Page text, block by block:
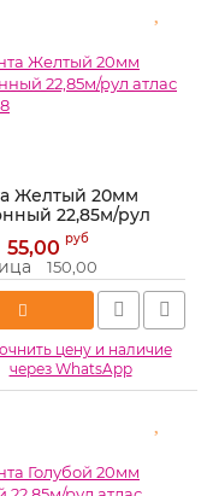
Желтый 20мм
22,85м/рул
190838
190838
55,00 руб
150,00
цену и наличие
через WhatsApp